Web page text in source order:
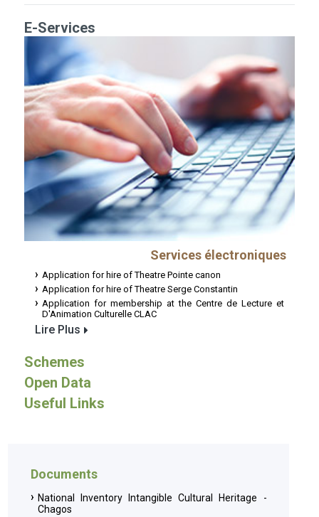
E-Services
Services électroniques
Application for hire of Theatre Pointe canon
Application for hire of Theatre Serge Constantin
Application for membership at the Centre de Lecture et
D'Animation Culturelle CLAC
Lire Plus
Schemes
Open Data
Useful Links
Documents
National Inventory Intangible Cultural Heritage -
Chagos